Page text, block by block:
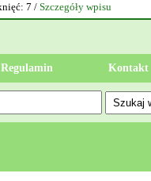
7 / Szczegóły wpisu
Regulamin Kontakt